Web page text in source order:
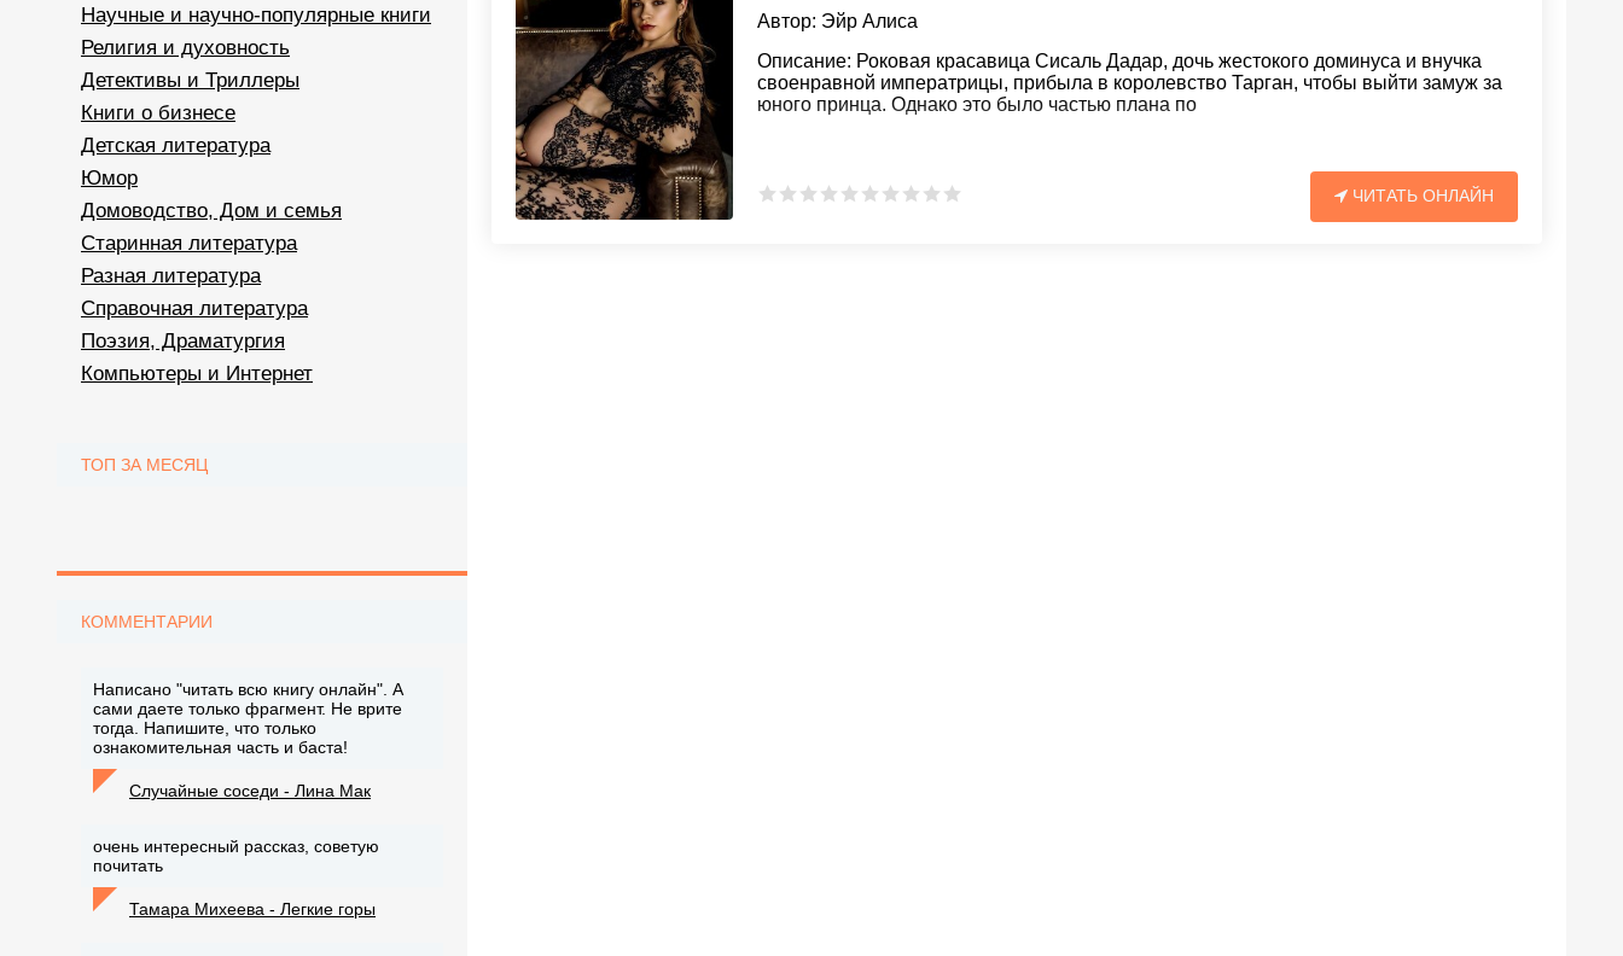
Автор: Эйр Алиса
Описание: Роковая красавица Сисаль Дадар, дочь жестокого доминуса и внучка
своенравной императрицы, прибыла в королевство Тарган, чтобы выйти замуж за
юного принца. Однако это было частью плана по
ЧИТАТЬ ОНЛАЙН
Научные и научно-популярные книги
Религия и духовность
Детективы и Триллеры
Книги о бизнесе
Детская литература
Юмор
Домоводство, Дом и семья
Старинная литература
Разная литература
Справочная литература
Поэзия, Драматургия
Компьютеры и Интернет
ТОП ЗА МЕСЯЦ
КОММЕНТАРИИ
Написано "читать всю книгу онлайн". А
сами даете только фрагмент. Не врите
тогда. Напишите, что только
ознакомительная часть и баста!
Случайные соседи - Лина Мак
очень интересный рассказ, советую
почитать
Тамара Михеева - Легкие горы